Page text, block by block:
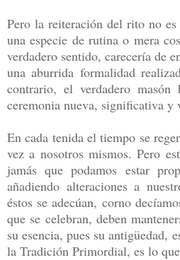
Pero la reiteración del rito no
una especie de rutina o mera
verdadero sentido, carecería de
una aburrida formalidad
contrario, el verdadero
ceremonia nueva, significativa y
En cada tenida el tiempo se
vez a nosotros mismos. Pero
jamás que podamos estar
añadiendo alteraciones a
éstos se adecúan, corno
que se celebran, deben
su esencia, pues su antigüedad,
la Tradición Primordial, es lo